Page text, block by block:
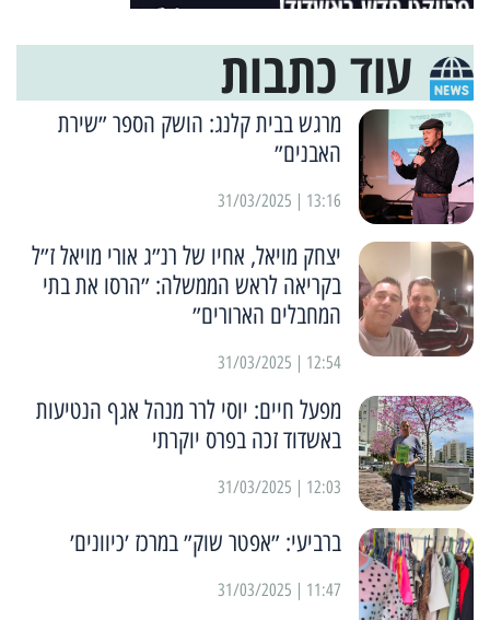
עוד כתבות
מרגש בבית קלנג: הושק הספר ״שירת
האבנים״
13:16 | 31/03/2025
יצחק מויאל, אחיו של רנ״ג אורי מויאל ז״ל
בקריאה לראש הממשלה: ״הרסו את בתי
המחבלים הארורים״
12:54 | 31/03/2025
מפעל חיים: יוסי לרר מנהל אגף הנטיעות
באשדוד זכה בפרס יוקרתי
12:03 | 31/03/2025
ברביעי: ״אפטר שוק״ במרכז ׳כיוונים׳
11:47 | 31/03/2025